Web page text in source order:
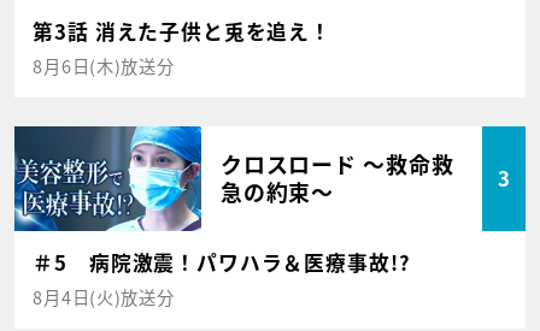
第3話 消えた子供と兎を追え！
8月6日(木)放送分
クロスロード ～救命救
急の約束～
3
＃5 病院激震！パワハラ＆医療事故!?
8月4日(火)放送分